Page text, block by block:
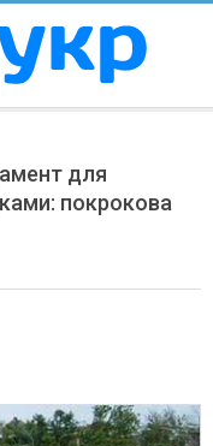
для
покрокова